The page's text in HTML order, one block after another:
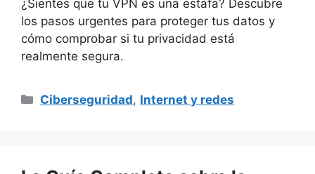
¿Sientes que tu VPN es una estafa? Descubre
los pasos urgentes para proteger tus datos y
cómo comprobar si tu privacidad está
realmente segura.
Categorías
Ciberseguridad, Internet y redes